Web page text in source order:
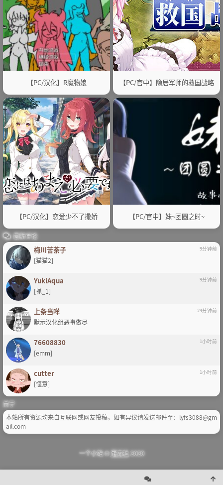
【PC/汉化】R魔物娘 【PC/官中】隐居军师的救国战略
【PC/汉化】恋爱少不了撒娇 【PC/官中】妹~团圆之时~
最新评论
梅川苦茶子 9分钟前
[猫猫2]
YukiAqua 9分钟前
[抓_1]
上条当咩 24分钟前
默示汉化组恶事做尽
76608830 1小时前
[emm]
cutter 1小时前
[惬意]
关于
本站所有资源均来自互联网或网友投稿，如有异议请发送邮件至：lyfs3088@gm
ail.com
一个小站 ©宅方社2020